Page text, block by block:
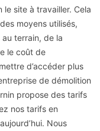
le site à travailler. Cela
moyens utilisés,
terrain, de la
le coût de
d’accéder plus
de démolition
propose des tarifs
nos tarifs en
Nous